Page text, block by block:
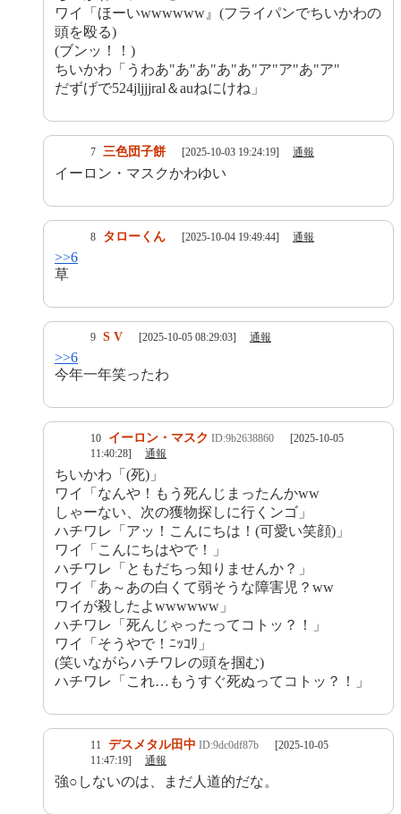
ワイ「ほーいwwwwww』(フライパンでちいかわの
頭を殴る)
(ブンッ！！)
ちいかわ「うわあ"あ"あ"あ"あ"ア"ア"あ"ア"
だずげで524jljjjral＆auねにけね」
7 三色団子餅 [2025-10-03 19:24:19] 通報
イーロン・マスクかわゆい
8 タローくん [2025-10-04 19:49:44] 通報
>>6
草
9 S V [2025-10-05 08:29:03] 通報
>>6
今年一年笑ったわ
10 イーロン・マスク ID:9b2638860
[2025-10-05
11:40:28]
通報
ちいかわ「(死)」
ワイ「なんや！もう死んじまったんかww
しゃーない、次の獲物探しに行くンゴ」
ハチワレ「アッ！こんにちは！(可愛い笑顔)」
ワイ「こんにちはやで！」
ハチワレ「ともだちっ知りませんか？」
ワイ「あ～あの白くて弱そうな障害児？ww
ワイが殺したよwwwwww」
ハチワレ「死んじゃったってコトッ？！」
ワイ「そうやで！ﾆｯｺﾘ」
(笑いながらハチワレの頭を掴む)
ハチワレ「これ…もうすぐ死ぬってコトッ？！」
11 デスメタル田中 ID:9dc0df87b
[2025-10-05
11:47:19]
通報
強○しないのは、まだ人道的だな。